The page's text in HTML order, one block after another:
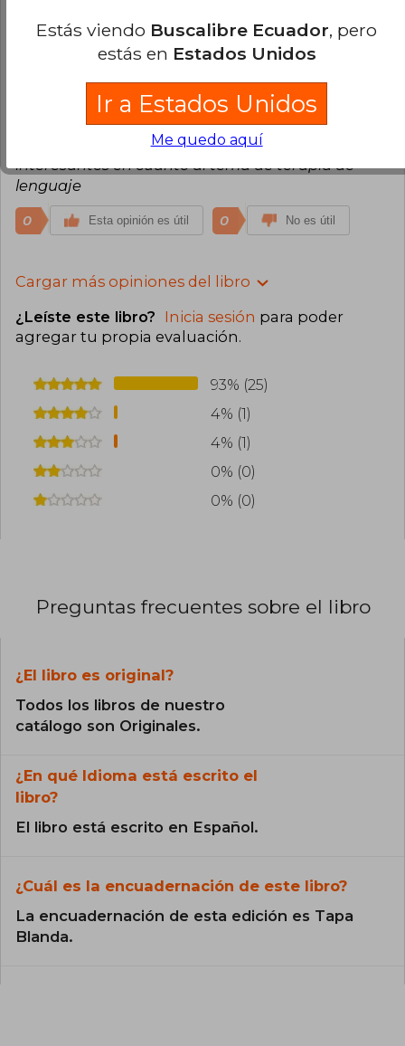
Esta opinión es útil 0 No es útil
Liliana Mondragón
Domingo 02 de
Compra Verificada
El autor está manejando conceptos diferentes e
interesantes en cuanto al tema de terapia de
lenguaje
0 Esta opinión es útil 0 No es útil
Cargar más opiniones del libro
¿Leíste este libro? Inicia sesión para poder
agregar tu propia evaluación.
93% (25)
4% (1)
4% (1)
0% (0)
0% (0)
Preguntas frecuentes sobre el libro
¿El libro es original?
Todos los libros de nuestro
catálogo son Originales.
¿En qué Idioma está escrito el
libro?
El libro está escrito en Español.
¿Cuál es la encuadernación de este libro?
La encuadernación de esta edición es Tapa
Blanda.
Estás viendo Buscalibre Ecuador, pero
estás en Estados Unidos
Ir a Estados Unidos
Me quedo aquí